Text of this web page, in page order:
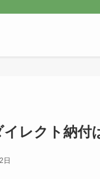
レクト納付
日